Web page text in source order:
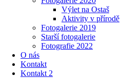
Výlet na Ostaš
Aktivity v přírodě
Fotogalerie 2019
Starší fotogalerie
Fotografie 2022
O nás
Kontakt
Kontakt 2